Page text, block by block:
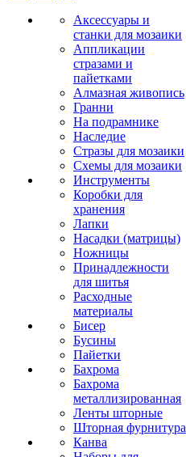
Аксессуары и
станки для мозаики
Аппликации
стразами и
пайетками
Алмазная живопись
Гранни
На подрамнике
Наследие
Стразы для мозаики
Схемы для мозаики
Инструменты
Коробки для
хранения
Лапки
Насадки (матрицы)
Ножницы
Принадлежности
для шитья
Расходные
материалы
Бисер
Бусины
Пайетки
Бахрома
Бахрома
металлизированная
Ленты шторные
Шторная фурнитура
Канва